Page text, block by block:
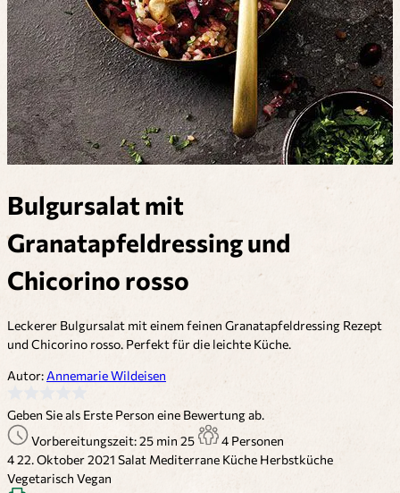
Bulgursalat mit
Granatapfeldressing und
Chicorino rosso
Leckerer Bulgursalat mit einem feinen Granatapfeldressing Rezept
und Chicorino rosso. Perfekt für die leichte Küche.
Autor: Annemarie Wildeisen
Geben Sie als Erste Person eine Bewertung ab.
Vorbereitungszeit: 25 min 25
4 Personen
422. Oktober 2021 Salat Mediterrane Küche Herbstküche
Vegetarisch Vegan